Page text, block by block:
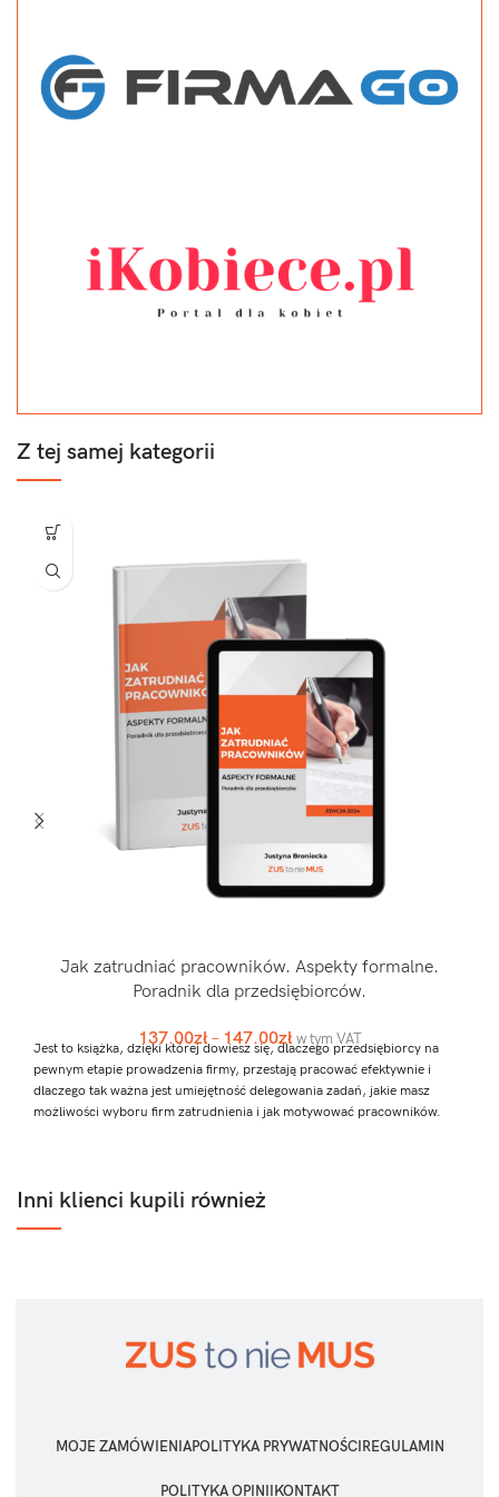
Jak działa delegacja i co można rozliczyć?
Wirtualna delegacja – ostrzeżenie przed ryzykiem
Faktura z podmiotu powiązanego – zmiana 2026
Koszty stanowiące koszt uzyskania przychodu
OPTYMALIZACJE W PRAKTYCE
NAJCZĘŚCIEJ ZADAWANE PYTANIA
WZORY DOKUMENTÓW
Z tej samej kategorii
Jak zatrudniać pracowników. Aspekty formalne.
Poradnik dla przedsiębiorców.
137.00zł– 147.00zł w tym VAT
Jest to książka, dzięki której dowiesz się, dlaczego przedsiębiorcy na
pewnym etapie prowadzenia firmy, przestają pracować efektywnie i
dlaczego tak ważna jest umiejętność delegowania zadań, jakie masz
możliwości wyboru firm zatrudnienia i jak motywować pracowników.
Spis treści
Data wydania: luty 2024
Inni klienci kupili również
MOJE ZAMÓWIENIAPOLITYKA PRYWATNOŚCIREGULAMIN
POLITYKA OPINIIKONTAKT